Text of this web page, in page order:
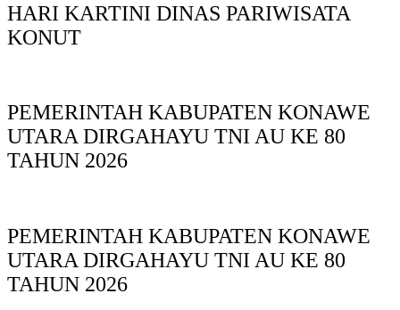
HARI KARTINI DINAS PARIWISATA
KONUT
PEMERINTAH KABUPATEN KONAWE
UTARA DIRGAHAYU TNI AU KE 80
TAHUN 2026
PEMERINTAH KABUPATEN KONAWE
UTARA DIRGAHAYU TNI AU KE 80
TAHUN 2026